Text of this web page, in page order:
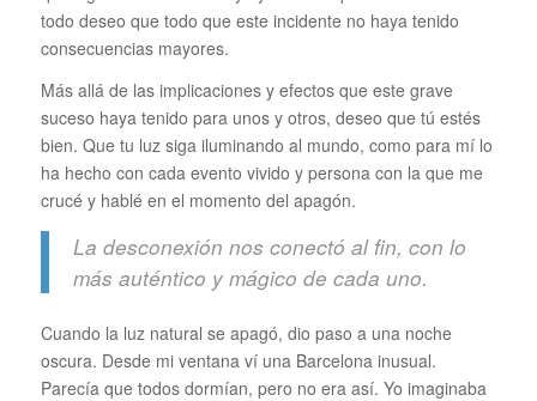
todo deseo que todo que este incidente no haya tenido
consecuencias mayores.
Más allá de las implicaciones y efectos que este grave
suceso haya tenido para unos y otros, deseo que tú estés
bien. Que tu luz siga iluminando al mundo, como para mí lo
ha hecho con cada evento vivido y persona con la que me
crucé y hablé en el momento del apagón.
La desconexión nos conectó al fin, con lo
más auténtico y mágico de cada uno.
Cuando la luz natural se apagó, dio paso a una noche
oscura. Desde mi ventana ví una Barcelona inusual.
Parecía que todos dormían, pero no era así. Yo imaginaba